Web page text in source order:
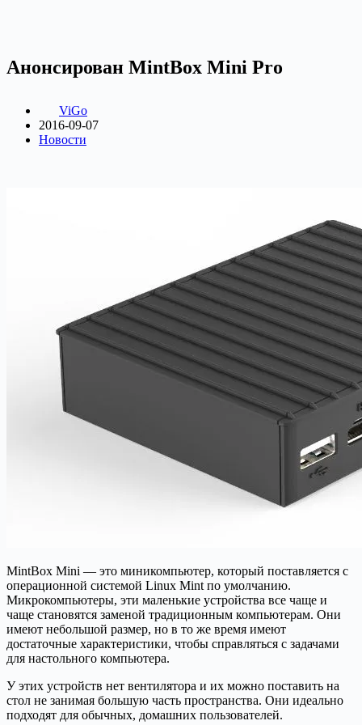
Анонсирован MintBox Mini Pro
ViGo
2016-09-07
Новости
MintBox Mini — это миникомпьютер, который поставляется с
операционной системой Linux Mint по умолчанию.
Микрокомпьютеры, эти маленькие устройства все чаще и
чаще становятся заменой традиционным компьютерам. Они
имеют небольшой размер, но в то же время имеют
достаточные характеристики, чтобы справляться с задачами
для настольного компьютера.
У этих устройств нет вентилятора и их можно поставить на
стол не занимая большую часть пространства. Они идеально
подходят для обычных, домашних пользователей.